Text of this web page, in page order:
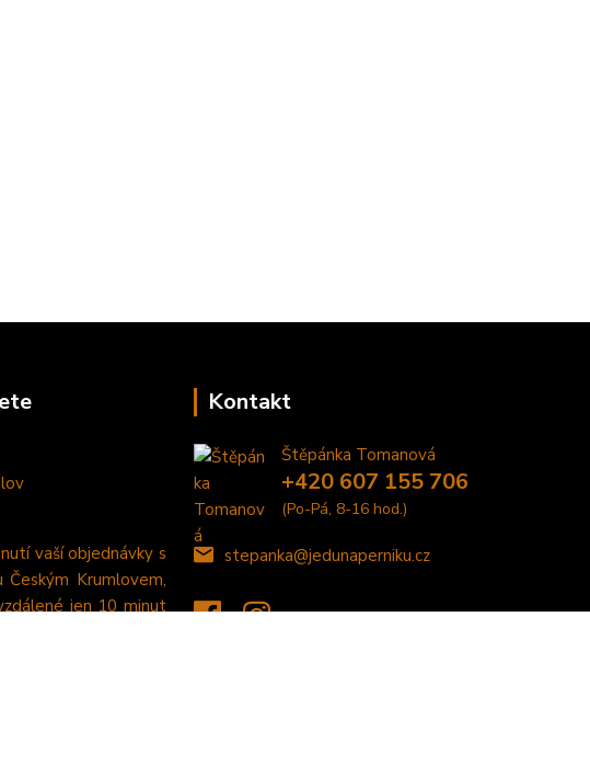
vaší objednávky s
Českým Krumlovem,
jen 10 minut
Kontakt
Štěpánka Tomanová
+420 607 155 706
(Po-Pá, 8-16 hod.)
stepanka@jedunaperniku.cz